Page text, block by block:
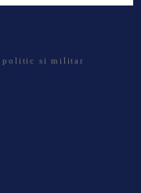
politic si militar